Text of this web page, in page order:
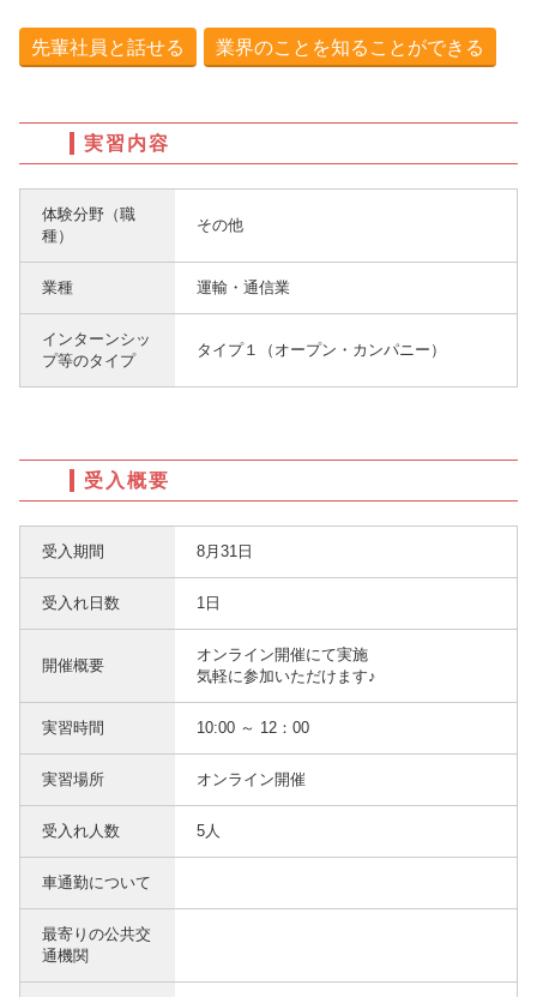
先輩社員と話せる 業界のことを知ることができる
実習内容
体験分野（職
種）
その他
業種 運輸・通信業
インターンシッ
プ等のタイプ
タイプ１（オープン・カンパニー）
受入概要
受入期間 8月31日
受入れ日数 1日
開催概要
オンライン開催にて実施
気軽に参加いただけます♪
実習時間 10:00 ～ 12：00
実習場所 オンライン開催
受入れ人数 5人
車通勤について
最寄りの公共交
通機関